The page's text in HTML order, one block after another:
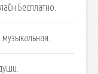
Бесплатно.